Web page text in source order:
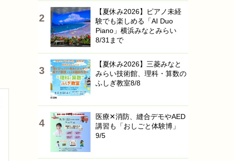
【夏休み2026】ピアノ未経
験でも楽しめる「AI Duo
Piano」横浜みなとみらい
8/31まで
【夏休み2026】三菱みなと
みらい技術館、理科・算数の
ふしぎ教室8/8
医療✕消防、縫合デモやAED
講習も「おしごと体験博」
9/5